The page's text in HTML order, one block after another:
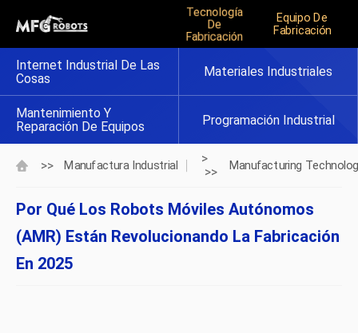
Tecnología
De
Fabricación
Equipo De
Fabricación
Internet Industrial De Las
Cosas
Materiales Industriales
Mantenimiento Y
Reparación De Equipos
Programación Industrial
>> Manufactura Industrial
>
>>
Manufacturing
Por Qué Los Robots Móviles Autónomos
(AMR) Están Revolucionando La Fabricación
En 2025